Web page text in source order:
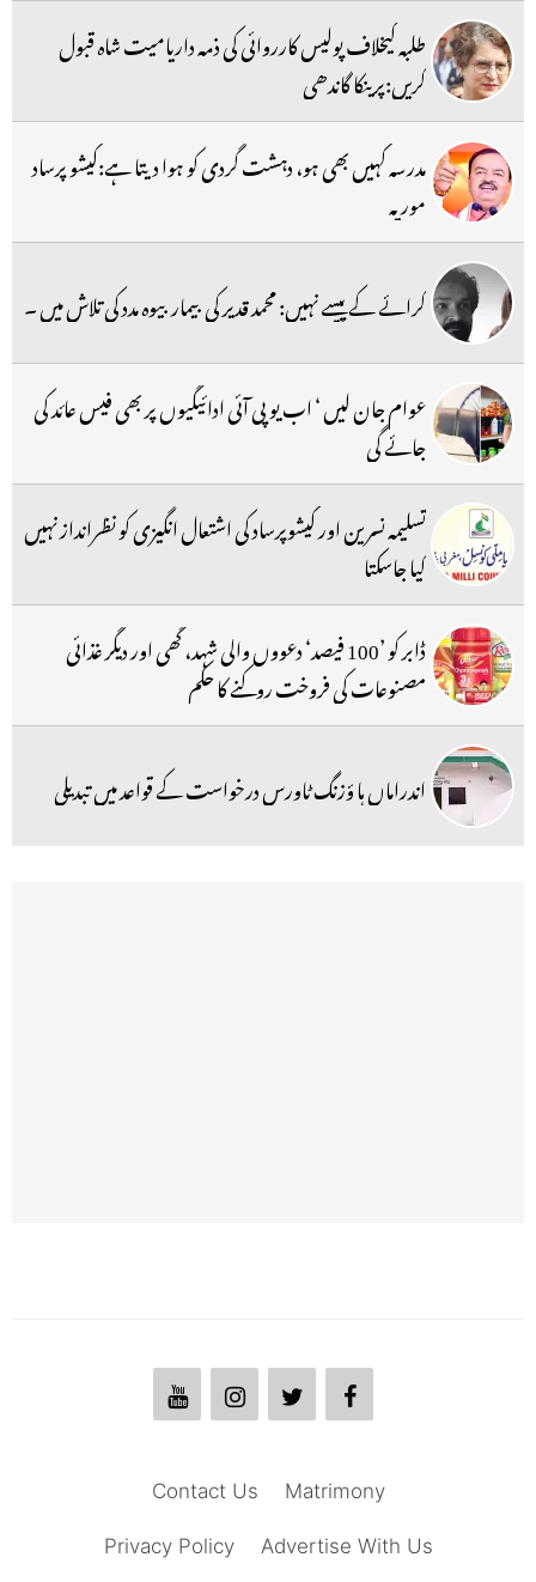
طلبہ کیخلاف پولیس کارروائی کی ذمہ داریامیت شاہ قبول
کریں:پرینکا گاندھی
مدرسہ کہیں بھی ہو، دہشت گردی کو ہوا دیتا ہے:کیشو پرساد
موریہ
کرائے کے پیسے نہیں: محمد قدیر کی بیمار بیوہ مدد کی تلاش میں ۔
عوام جان لیں ‘ اب یو پی آئی ادائیگیوں پر بھی فیس عائد کی
جائے گی
تسلیمہ نسرین اور کیشوپرساد کی اشتعال انگیزی کو نظرانداز نہیں
کیا جاسکتا
ڈابر کو ’100 فیصد‘ دعووں والی شہد، گھی اور دیگر غذائی
مصنوعات کی فروخت روکنے کا حکم
اندراماں ہا ؤزنگ ٹاورس درخواست کے قواعد میں تبدیلی
Matrimony
Contact Us
Advertise With Us
Privacy Policy